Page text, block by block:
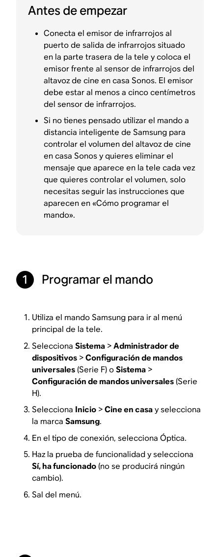
Antes de empezar
Conecta el emisor de infrarrojos al
puerto de salida de infrarrojos situado
en la parte trasera de la tele y coloca el
emisor frente al sensor de infrarrojos del
altavoz de cine en casa Sonos. El emisor
debe estar al menos a cinco centímetros
del sensor de infrarrojos.
Si no tienes pensado utilizar el mando a
distancia inteligente de Samsung para
controlar el volumen del altavoz de cine
en casa Sonos y quieres eliminar el
mensaje que aparece en la tele cada vez
que quieres controlar el volumen, solo
necesitas seguir las instrucciones que
aparecen en «Cómo programar el
mando».
1 Programar el mando
Utiliza el mando Samsung para ir al menú
principal de la tele.
SeleccionaSistema >Administrador de
dispositivos >Configuración de mandos
universales(Serie F) oSistema >
Configuración de mandos universales(Serie
H).
Selecciona Inicio >Cine en casay selecciona
la marcaSamsung.
En el tipo de conexión, selecciona Óptica.
Haz la prueba de funcionalidad y selecciona
Sí, ha funcionado(no se producirá ningún
cambio).
Sal del menú.